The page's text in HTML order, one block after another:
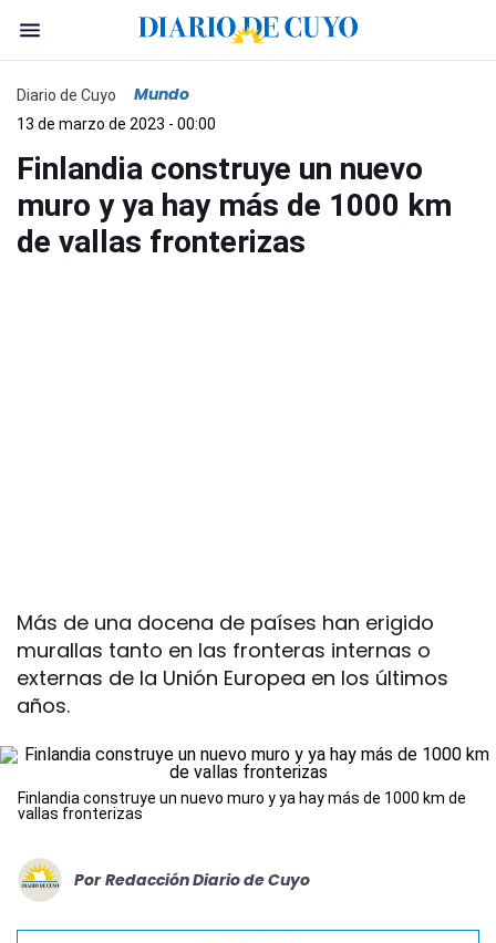
Diario de Cuyo Mundo
13 de marzo de 2023 - 00:00
Finlandia construye un nuevo
muro y ya hay más de 1000 km
de vallas fronterizas
Más de una docena de países han erigido
murallas tanto en las fronteras internas o
externas de la Unión Europea en los últimos
años.
Finlandia construye un nuevo muro y ya hay más de 1000 km de
vallas fronterizas
Por Redacción Diario de Cuyo